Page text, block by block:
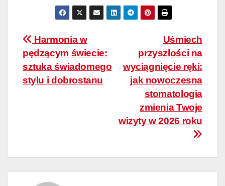
Nawigacja
wpisu
Uśmiech
przyszłości na
wyciągnięcie ręki:
jak nowoczesna
stomatologia
zmienia Twoje
wizyty w 2026 roku
Harmonia w
pędzącym świecie:
sztuka świadomego
stylu i dobrostanu